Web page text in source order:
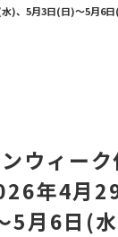
)、5月3日(日)～5月6
ンウィー
年4月
5月6日(